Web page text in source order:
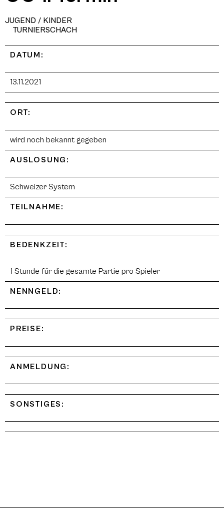
JUGEND / KINDER
TURNIERSCHACH
DATUM:
13.11.2021
ORT:
wird noch bekannt gegeben
AUSLOSUNG:
Schweizer System
TEILNAHME:
BEDENKZEIT:
1 Stunde für die gesamte Partie pro Spieler
NENNGELD:
PREISE:
ANMELDUNG:
SONSTIGES: